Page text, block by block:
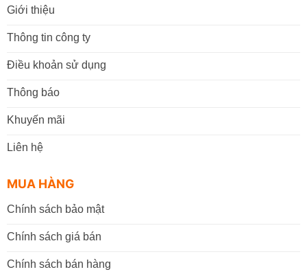
Giới thiệu
Thông tin công ty
Điều khoản sử dụng
Thông báo
Khuyến mãi
Liên hệ
MUA HÀNG
Chính sách bảo mật
Chính sách giá bán
Chính sách bán hàng